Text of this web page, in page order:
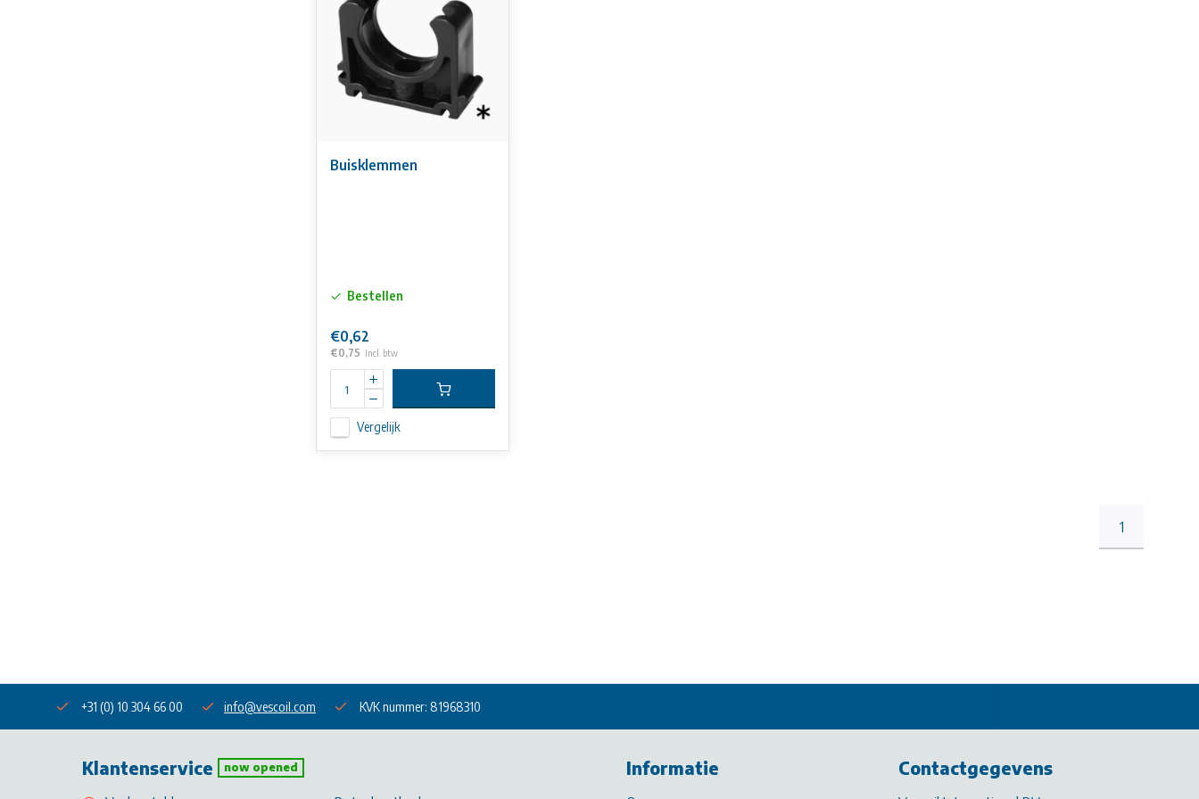
Buisklemmen
Bestellen
€0,62
€0,75 Incl. btw
Vergelijk
1
+31 (0) 10 304 66 00 info@vescoil.com KVK nummer: 81968310
Klantenservice now opened Informatie Contactgegevens